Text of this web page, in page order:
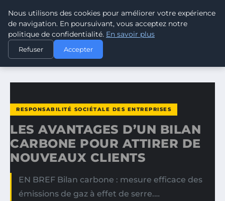
CLIMATE RESPONSE BLOG
ACCUEIL
RESPONSABILITÉ SOCIÉTALE DES ENTREPRISES
LES AVANTAGES D’UN BILAN CARBONE POUR ATTIRER DE…
RESPONSABILITÉ SOCIÉTALE DES ENTREPRISES
LES AVANTAGES D’UN BILAN
CARBONE POUR ATTIRER DE
NOUVEAUX CLIENTS
EN BREF Bilan carbone : mesure efficace des
émissions de gaz à effet de serre.…
Nous utilisons des cookies pour améliorer votre expérience
de navigation. En poursuivant, vous acceptez notre
politique de confidentialité. En savoir plus
Refuser Accepter